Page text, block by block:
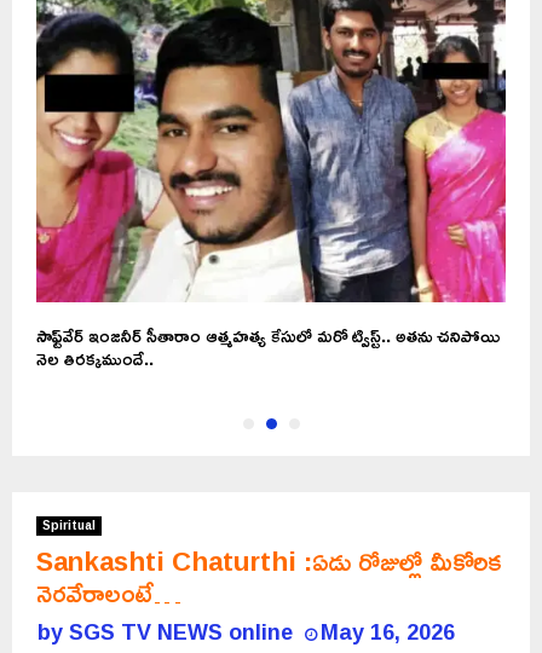
సాఫ్ట్‌వేర్ ఇంజనీర్ సీతారాం ఆత్మహత్య కేసులో మరో ట్విస్ట్.. అతను చనిపోయి
నెల తిరక్కముందే..
Spiritual
Sankashti Chaturthi :ఏడు రోజుల్లో మీకోరిక
నెరవేరాలంటే…
bySGS TV NEWS online May 16, 2026